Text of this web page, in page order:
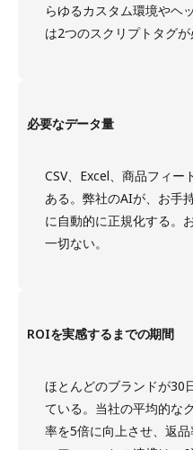
らゆるカスタム環境やヘ
は2つのスクリプトタグが
必要なデータ量
CSV、Excel、商品フィ
ある。弊社のAIが、お手
に自動的に正規化する。
一切ない。
ROIを実感するまでの期間
ほとんどのブランドが30
ている。当社の平均的な
率を5倍に向上させ、返